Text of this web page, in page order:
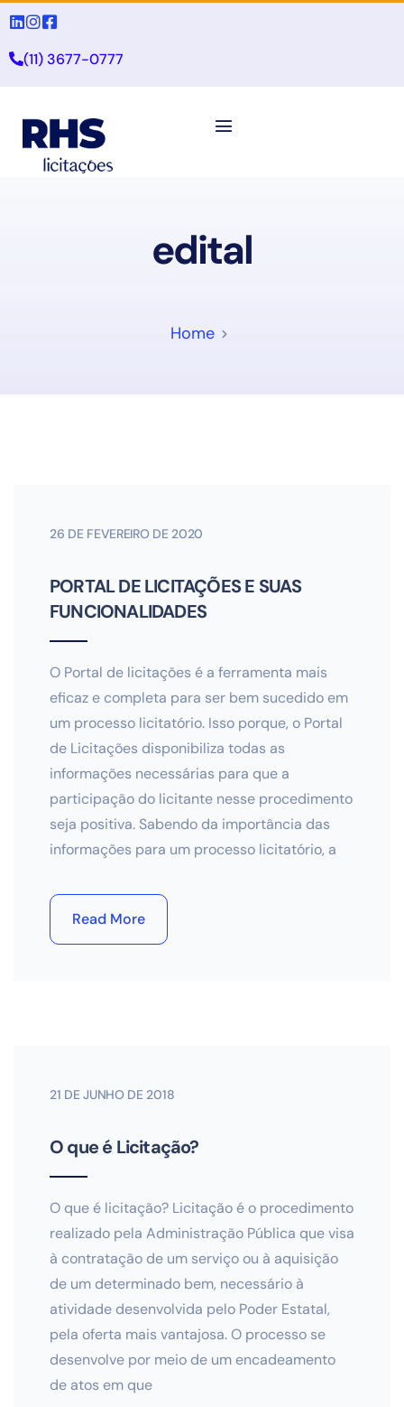
(11) 3677-0777
edital
Home
26 DE FEVEREIRO DE 2020
PORTAL DE LICITAÇÕES E SUAS
FUNCIONALIDADES
O Portal de licitações é a ferramenta mais
eficaz e completa para ser bem sucedido em
um processo licitatório. Isso porque, o Portal
de Licitações disponibiliza todas as
informações necessárias para que a
participação do licitante nesse procedimento
seja positiva. Sabendo da importância das
informações para um processo licitatório, a
Read More
21 DE JUNHO DE 2018
O que é Licitação?
O que é licitação? Licitação é o procedimento
realizado pela Administração Pública que visa
à contratação de um serviço ou à aquisição
de um determinado bem, necessário à
atividade desenvolvida pelo Poder Estatal,
pela oferta mais vantajosa. O processo se
desenvolve por meio de um encadeamento
de atos em que